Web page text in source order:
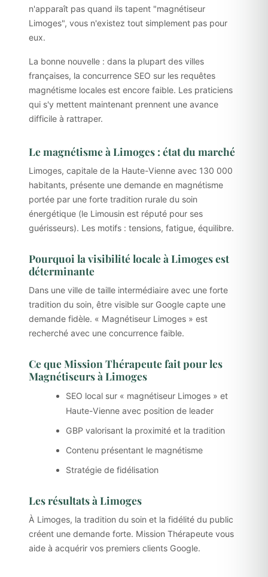
n'apparaît pas quand ils tapent "magnétiseur
Limoges", vous n'existez tout simplement pas pour
eux.
La bonne nouvelle : dans la plupart des villes
françaises, la concurrence SEO sur les requêtes
magnétisme locales est encore faible. Les praticiens
qui s'y mettent maintenant prennent une avance
difficile à rattraper.
Le magnétisme à Limoges : état du marché
Limoges, capitale de la Haute-Vienne avec 130 000
habitants, présente une demande en magnétisme
portée par une forte tradition rurale du soin
énergétique (le Limousin est réputé pour ses
guérisseurs). Les motifs : tensions, fatigue, équilibre.
Pourquoi la visibilité locale à Limoges est
déterminante
Dans une ville de taille intermédiaire avec une forte
tradition du soin, être visible sur Google capte une
demande fidèle. « Magnétiseur Limoges » est
recherché avec une concurrence faible.
Ce que Mission Thérapeute fait pour les
Magnétiseurs à Limoges
SEO local sur « magnétiseur Limoges » et
Haute-Vienne avec position de leader
GBP valorisant la proximité et la tradition
Contenu présentant le magnétisme
Stratégie de fidélisation
Les résultats à Limoges
À Limoges, la tradition du soin et la fidélité du public
créent une demande forte. Mission Thérapeute vous
aide à acquérir vos premiers clients Google.